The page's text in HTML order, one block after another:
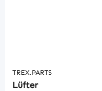
TREX.PARTS
Lüfter